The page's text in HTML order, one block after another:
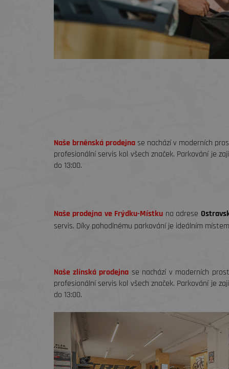
Naše brněnská prodejnase nachází v moderních
profesionální servis kol všech značek. Parkování je
do 13:00.
Naše prodejna ve Frýdku-Místku na adrese
servis. Díky pohodlnému parkování je ideálním
Naše zlínská prodejna se nachází v moderních
profesionální servis kol všech značek. Parkování je
do 13:00.